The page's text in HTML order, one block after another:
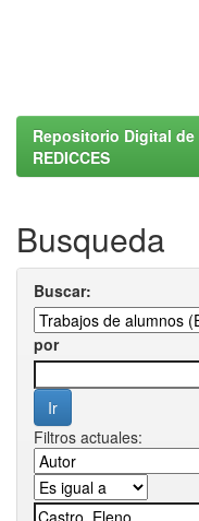
Repositorio Digital
REDICCES
Busqueda
Buscar:
por
Filtros actuales: